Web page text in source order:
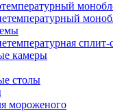
сплит-
камеры
столы
мороженого